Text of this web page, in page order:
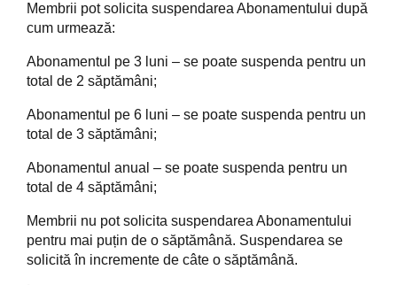
Membrii pot solicita suspendarea Abonamentului după
cum urmează:
Abonamentul pe 3 luni – se poate suspenda pentru un
total de 2 săptămâni;
Abonamentul pe 6 luni – se poate suspenda pentru un
total de 3 săptămâni;
Abonamentul anual – se poate suspenda pentru un
total de 4 săptămâni;
Membrii nu pot solicita suspendarea Abonamentului
pentru mai puțin de o săptămână. Suspendarea se
solicită în incremente de câte o săptămână.